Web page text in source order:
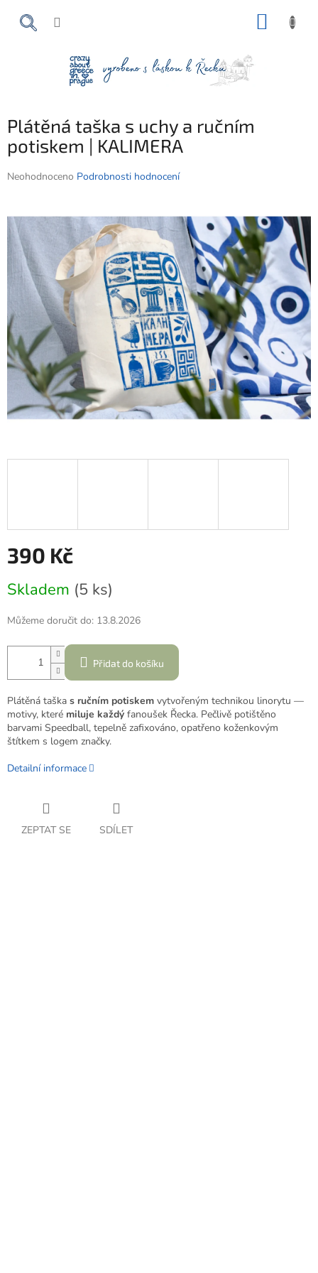
Plátěná taška s uchy a ručním
potiskem | KALIMERA
Průměrné
je
0,0
hvězdiček.
Neohodnoceno Podrobnosti hodnocení
390 Kč
cena:
Skladem (5 ks)
Můžeme doručit do: 13.8.2026
Přidat do košíku
Plátěná taška s ručním potiskem vytvořeným technikou linorytu —
motivy, které miluje každý fanoušek Řecka. Pečlivě potištěno
barvami Speedball, tepelně zafixováno, opatřeno koženkovým
štítkem s logem značky.
Detailní informace
ZEPTAT SE SDÍLET